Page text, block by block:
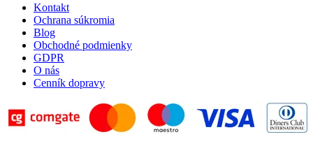
Kontakt
Ochrana súkromia
Blog
Obchodné podmienky
GDPR
O nás
Cenník dopravy